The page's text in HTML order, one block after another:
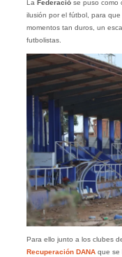
La Federacióse puso como
ilusión por el fútbol, para
momentos tan duros, un
futbolistas.
Para ello junto a los clubes
Recuperación DANAque se